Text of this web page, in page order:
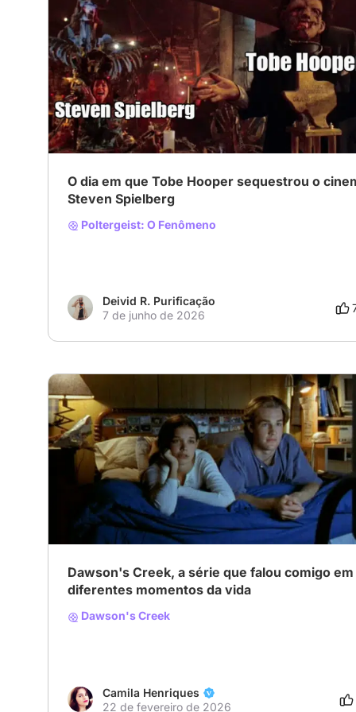
O dia em que Tobe Hooper sequestrou o
Steven Spielberg
Poltergeist: O Fenômeno
Deivid R. Purificação
7 de junho de 2026
Dawson's Creek, a série que falou comigo em
diferentes momentos da vida
Dawson's Creek
Camila Henriques
22 de fevereiro de 2026